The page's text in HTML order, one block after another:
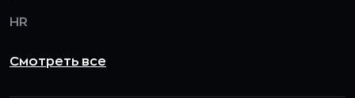
HR
Смотреть все